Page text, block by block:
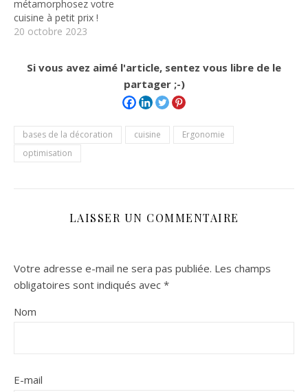
métamorphosez votre
cuisine à petit prix !
20 octobre 2023
Si vous avez aimé l'article, sentez vous libre de le
partager ;-)
bases de la décoration cuisine
Ergonomie
optimisation
LAISSER UN COMMENTAIRE
Votre adresse e-mail ne sera pas publiée. Les champs
obligatoires sont indiqués avec *
Nom
E-mail